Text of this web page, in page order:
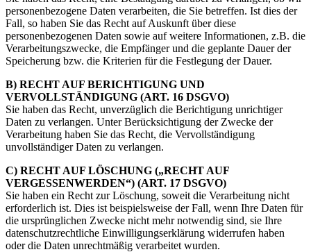
personenbezogene Daten verarbeiten, die Sie betreffen. Ist dies der
Fall, so haben Sie das Recht auf Auskunft über diese
personenbezogenen Daten sowie auf weitere Informationen, z.B. die
Verarbeitungszwecke, die Empfänger und die geplante Dauer der
Speicherung bzw. die Kriterien für die Festlegung der Dauer.
B) RECHT AUF BERICHTIGUNG UND
VERVOLLSTÄNDIGUNG (ART. 16 DSGVO)
Sie haben das Recht, unverzüglich die Berichtigung unrichtiger
Daten zu verlangen. Unter Berücksichtigung der Zwecke der
Verarbeitung haben Sie das Recht, die Vervollständigung
unvollständiger Daten zu verlangen.
C) RECHT AUF LÖSCHUNG („RECHT AUF
VERGESSENWERDEN“) (ART. 17 DSGVO)
Sie haben ein Recht zur Löschung, soweit die Verarbeitung nicht
erforderlich ist. Dies ist beispielsweise der Fall, wenn Ihre Daten für
die ursprünglichen Zwecke nicht mehr notwendig sind, sie Ihre
datenschutzrechtliche Einwilligungserklärung widerrufen haben
oder die Daten unrechtmäßig verarbeitet wurden.